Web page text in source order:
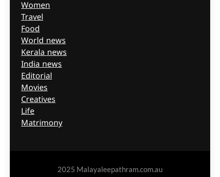
Women
Travel
Food
World news
Kerala news
India news
Editorial
Movies
Creatives
Life
Matrimony
2025 Malayaleepathram.com.au